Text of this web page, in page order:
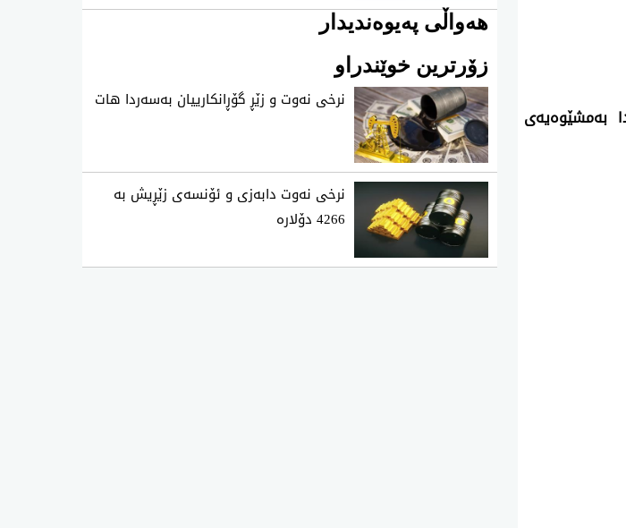
هەواڵی پەیوەندیدار
زۆرترین خوێندراو
نرخی نه‌وت و زێڕ گۆڕانكارییان به‌سه‌ردا هات
نرخی نەوت دابەزی و ئۆنسەی زێڕیش بە
4266 دۆلارە